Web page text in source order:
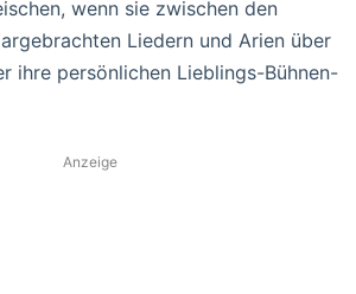
wenn sie zwischen den
Liedern und Arien über
ihre persönlichen Lieblings-Bühnen-
Anzeige